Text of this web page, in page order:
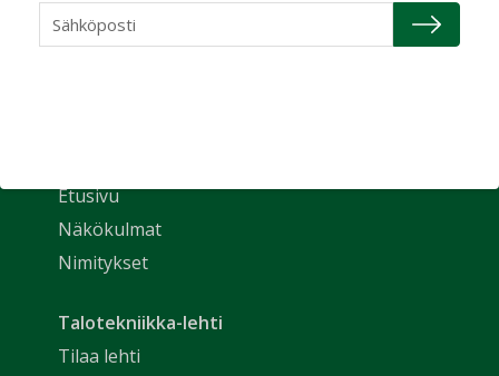
Etusivu
Näkökulmat
Nimitykset
Talotekniikka-lehti
Tilaa lehti